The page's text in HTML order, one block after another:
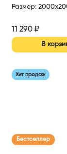
Размер:
11 290 ₽
В
Хит продаж
Бестселлер